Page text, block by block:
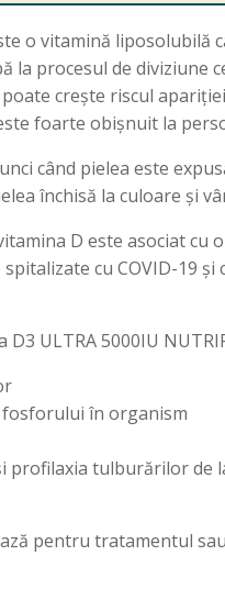
o vitamină
la procesul de
crește riscul
foarte obișnuit la
când pielea este
închisă la culoare și
D este asociat
cu COVID-19
ULTRA 5000IU
în organism
tulburărilor de
pentru tratamentul